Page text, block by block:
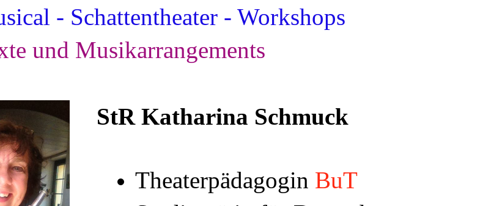
- Schattentheater - Workshops
und Musikarrangements
StR Katharina Schmuck
Theaterpädagogin BuT